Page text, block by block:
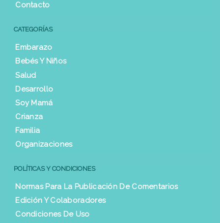
Contacto
CATEGORÍAS
Embarazo
Bebés Y Niños
Salud
Desarrollo
Soy Mamá
Crianza
Familia
Organizaciones
POLÍTICAS Y CONDICIONES
Normas Para La Publicación De Comentarios
Edición Y Colaboradores
Condiciones De Uso